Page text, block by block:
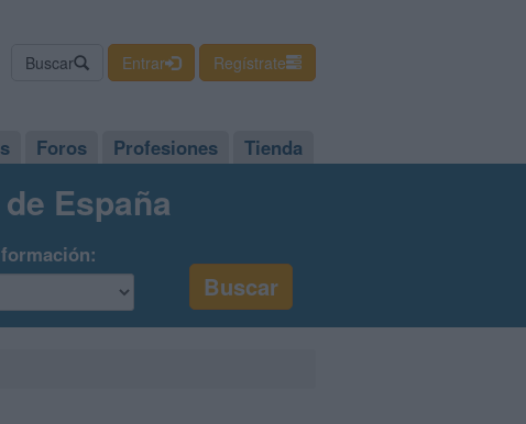
Buscar Entrar Regístrate
Foros Profesiones Tienda
España